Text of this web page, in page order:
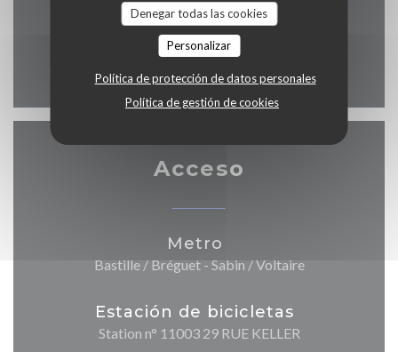
Denegar todas las cookies
Personalizar
Política de protección de datos personales
Política de gestión de cookies
Lun-Dom
07:30 - 02:00
Acceso
Metro
Bastille / Bréguet - Sabin / Voltaire
Estación de bicicletas
Station n° 11003 29 RUE KELLER